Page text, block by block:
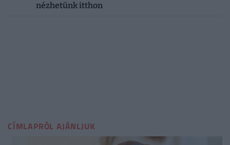
nézhetünk itthon
CÍMLAPRÓL AJÁNLJUK